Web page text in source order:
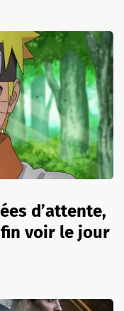
d’attente,
voir le jour